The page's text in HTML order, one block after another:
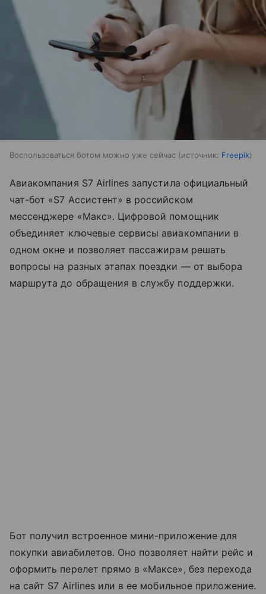
Воспользоваться ботом можно уже сейчас источник: Freepik
Авиакомпания S7 Airlines запустила официальный
чат-бот «S7 Ассистент» в российском
мессенджере «Макс». Цифровой помощник
объединяет ключевые сервисы авиакомпании в
одном окне и позволяет пассажирам решать
вопросы на разных этапах поездки — от выбора
маршрута до обращения в службу поддержки.
Бот получил встроенное мини-приложение для
покупки авиабилетов. Оно позволяет найти рейс и
оформить перелет прямо в «Максе», без перехода
на сайт S7 Airlines или в ее мобильное приложение.